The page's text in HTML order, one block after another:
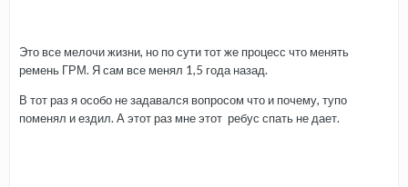
Это все мелочи жизни, но по сути тот же процесс что менять
ремень ГРМ. Я сам все менял 1,5 года назад.
В тот раз я особо не задавался вопросом что и почему, тупо
поменял и ездил. А этот раз мне этот ребус спать не дает.